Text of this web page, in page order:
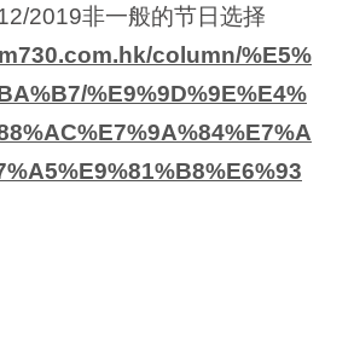
2019非一般的节日选择
column/%E5%
%E9%9D%9E%E4%